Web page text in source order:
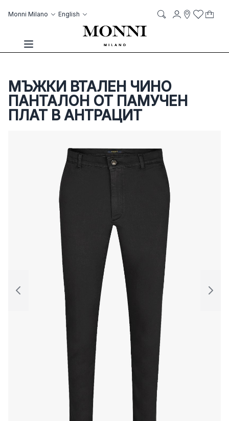
Monni Milano Language
English
Toggle Nav
AccountWish List
My
МЪЖКИ ВТАЛЕН ЧИНО
ПАНТАЛОН ОТ ПАМУЧЕН
ПЛАТ В АНТРАЦИТ